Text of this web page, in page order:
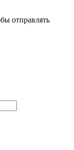
отправлять